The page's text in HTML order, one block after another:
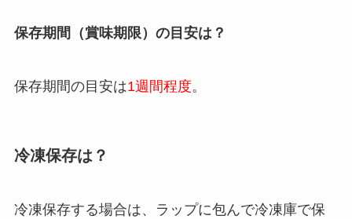
保存期間（賞味期限）の目安は？
保存期間の目安は1週間程度。
冷凍保存は？
冷凍保存する場合は、ラップに包んで冷凍庫で保